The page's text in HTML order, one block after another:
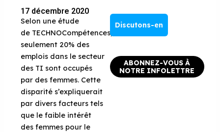
17 décembre 2020
Selon une étude
de TECHNOCompétences
seulement 20% des
emplois dans le secteur
des TI sont occupés
par des femmes. Cette
disparité s’expliquerait
par divers facteurs tels
que le faible intérêt
des femmes pour le
Discutons-en
ABONNEZ-VOUS À
NOTRE INFOLETTRE